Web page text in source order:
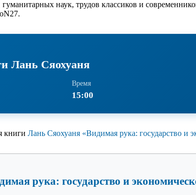
наук, трудов классиков и
Лань Сяохуаня
Время
15:00
книги Лань Сяохуаня «Видимая рука: государство и
рука: государство и